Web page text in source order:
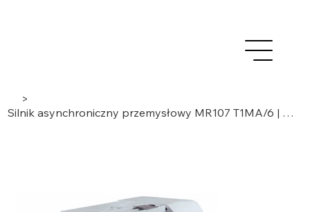
>
Silnik asynchroniczny przemysłowy MR107 T1MA/6 | 6-biegunowy, 3-fazowy | 5,4 kW / 6,2 kW